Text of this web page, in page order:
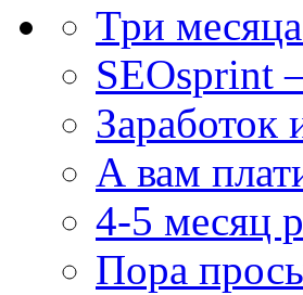
Три
SEOsprint
Заработок
А вам
4-5 месяц
Пора